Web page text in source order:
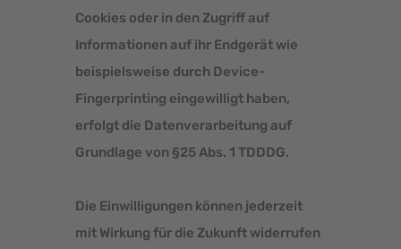
Cookies oder in den Zugriff auf
Informationen auf ihr Endgerät wie
beispielsweise durch Device-
Fingerprinting eingewilligt haben,
erfolgt die Datenverarbeitung auf
Grundlage von §25 Abs. 1 TDDDG.
Die Einwilligungen können jederzeit
mit Wirkung für die Zukunft widerrufen